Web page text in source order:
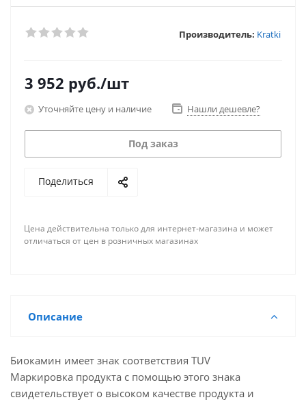
Производитель: Kratki
3 952 руб./шт
Уточняйте цену и наличие Нашли дешевле?
Под заказ
Поделиться
Цена действительна только для интернет-магазина и может
отличаться от цен в розничных магазинах
Описание
Биокамин имеет знак соответствия TUV
Маркировка продукта с помощью этого знака
свидетельствует о высоком качестве продукта и